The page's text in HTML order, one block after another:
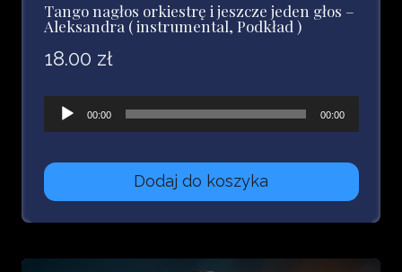
Tango nagłos orkiestrę i jeszcze jeden głos –
Aleksandra ( instrumental, Podkład )
18.00 zł
Odtwarzacz
plików
dźwiękowych
00:00 00:00
Dodaj do koszyka